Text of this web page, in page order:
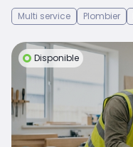
Multi service
Plombier
Disponible